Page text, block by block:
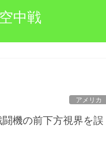
空中戦
アメリカ
機の前下方視界を誤